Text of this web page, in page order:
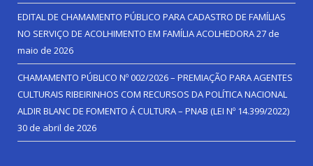
EDITAL DE CHAMAMENTO PÚBLICO PARA CADASTRO DE FAMÍLIAS
NO SERVIÇO DE ACOLHIMENTO EM FAMÍLIA ACOLHEDORA27 de
maio de 2026
CHAMAMENTO PÚBLICO Nº 002/2026 – PREMIAÇÃO PARA AGENTES
CULTURAIS RIBEIRINHOS COM RECURSOS DA POLÍTICA NACIONAL
ALDIR BLANC DE FOMENTO Á CULTURA – PNAB (LEI Nº 14.399/2022)
30 de abril de 2026